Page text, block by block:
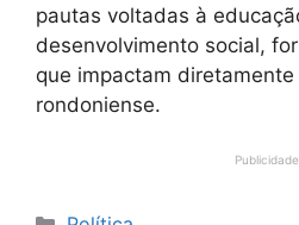
pautas voltadas à
desenvolvimento social,
que impactam
rondoniense.
Publicidade
Categorias